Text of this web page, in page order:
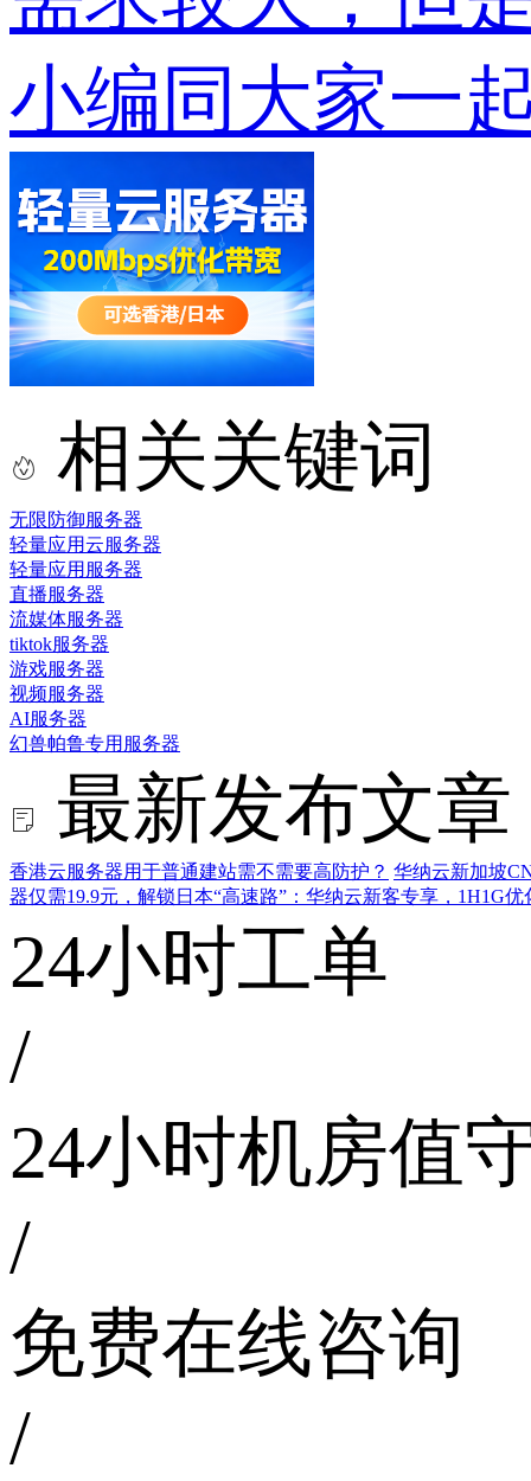
小编同大家一
相关关键词
无限防御服务器
轻量应用云服务器
轻量应用服务器
直播服务器
流媒体服务器
tiktok服务器
游戏服务器
视频服务器
AI服务器
幻兽帕鲁专用服务器
最新发布文章
香港云服务器用于普通建站需不需要高防护？ 华纳云新加坡
器仅需19.9元，解锁日本“高速路”：华纳云新客专享，1H1G
24小时工单
/
24小时机房值
/
免费在线咨询
/